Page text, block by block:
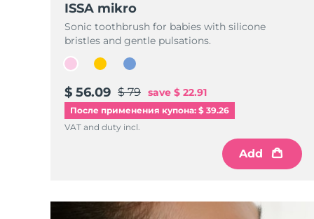
ISSA mikro
Sonic toothbrush for babies with silicone
bristles and gentle pulsations.
$ 56.09 $ 79 save $ 22.91
После применения купона: $ 39.26
VAT and duty incl.
Add